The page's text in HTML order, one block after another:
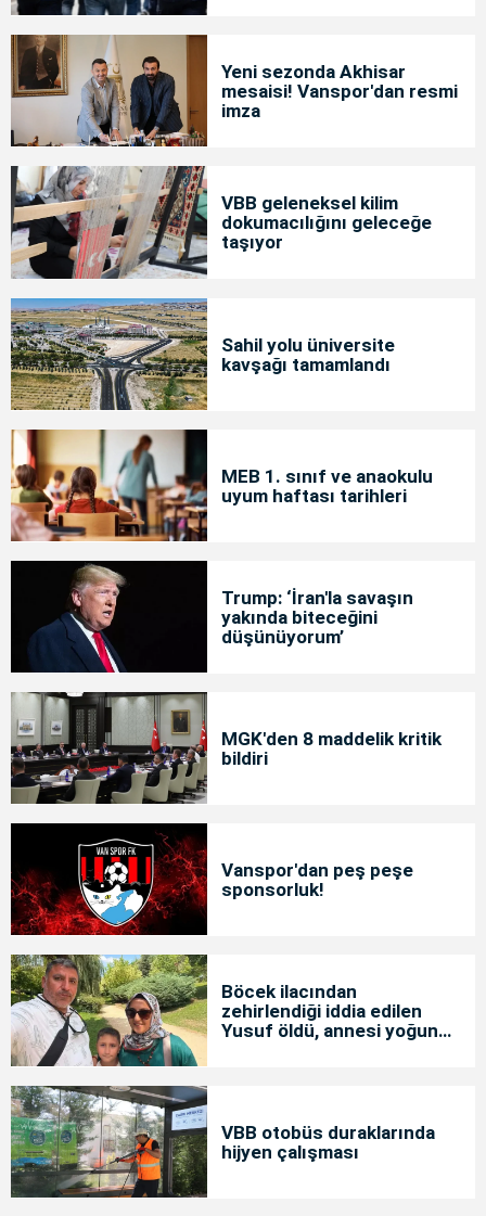
Yeni sezonda Akhisar
mesaisi! Vanspor'dan resmi
imza
VBB geleneksel kilim
dokumacılığını geleceğe
taşıyor
Sahil yolu üniversite
kavşağı tamamlandı
MEB 1. sınıf ve anaokulu
uyum haftası tarihleri
Trump: ‘İran'la savaşın
yakında biteceğini
düşünüyorum’
MGK'den 8 maddelik kritik
bildiri
Vanspor'dan peş peşe
sponsorluk!
Böcek ilacından
zehirlendiği iddia edilen
Yusuf öldü, annesi yoğun
VBB otobüs duraklarında
hijyen çalışması